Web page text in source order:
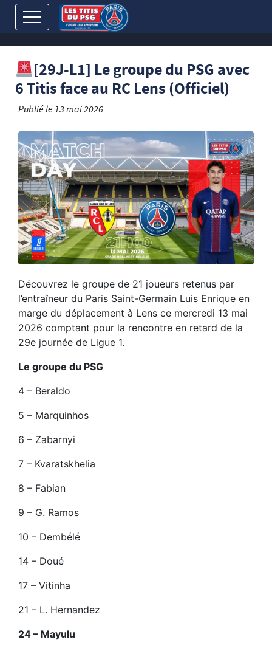
[29J-L1] Le groupe du PSG avec
6 Titis face au RC Lens (Officiel)
Publié le13 mai 2026
Découvrez le groupe de 21 joueurs retenus par
l’entraîneur du Paris Saint-Germain Luis Enrique en
marge du déplacement à Lens ce mercredi 13 mai
2026 comptant pour la rencontre en retard de la
29e journée de Ligue 1.
Le groupe du PSG
4 – Beraldo
5 – Marquinhos
6 – Zabarnyi
7 – Kvaratskhelia
8 – Fabian
9 – G. Ramos
10 – Dembélé
14 – Doué
17 – Vitinha
21 – L. Hernandez
24 – Mayulu